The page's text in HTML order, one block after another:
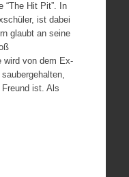
“The Hit Pit”. In
ist dabei
glaubt an seine
wird von dem Ex-
ist. Als